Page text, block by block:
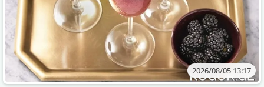
2026/08/05 13:17